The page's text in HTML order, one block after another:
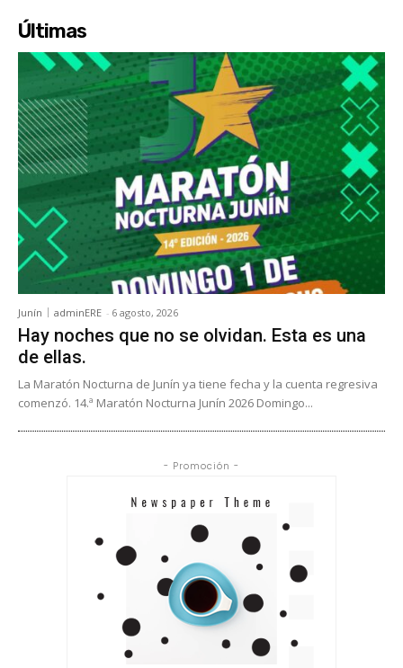
Últimas
Junín adminERE - 6 agosto, 2026
Hay noches que no se olvidan. Esta es una
de ellas.
La Maratón Nocturna de Junín ya tiene fecha y la cuenta regresiva
comenzó. 14.ª Maratón Nocturna Junín 2026 Domingo...
- Promoción -